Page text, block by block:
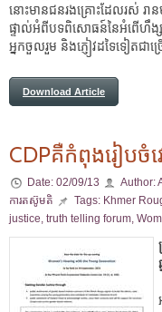
នោះមានជនរងគ្រោះដែលរស់ រា
ផ្ទាល់អំពីបទពិសោធន៍នៃអំពើហឹង្
អ្នកចួលរួម និងភ្ញៀវដទៃទៀតជា
Download Article
CDPគឺកំពុងរៀបចំវ
Date: 02/09/13 Author:
ការតស៊ូមតិ
Tags: Khmer
justice, truth telling forum,